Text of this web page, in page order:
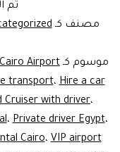
تم
مصنف كـ
موسوم كـ Cairo Airport
transport،Hire a car
Cruiser with driver،
،Private driver Egypt،
Cairo،VIP airport